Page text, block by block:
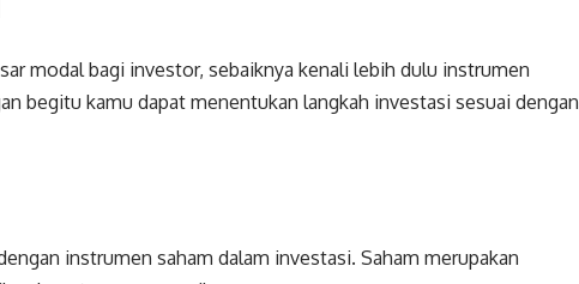
modal bagi investor, sebaiknya kenali lebih dulu instrumen
begitu kamu dapat menentukan langkah investasi sesuai dengan
instrumen saham dalam investasi. Saham merupakan